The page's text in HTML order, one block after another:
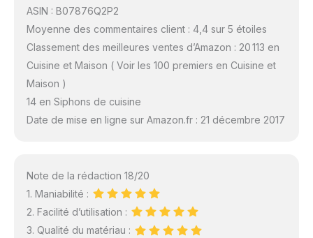
ASIN : B07876Q2P2
Moyenne des commentaires client : 4,4 sur 5 étoiles
Classement des meilleures ventes d’Amazon : 20 113 en
Cuisine et Maison ( Voir les 100 premiers en Cuisine et
Maison )
14 en Siphons de cuisine
Date de mise en ligne sur Amazon.fr : 21 décembre 2017
Note de la rédaction 18/20
1. Maniabilité :
2. Facilité d’utilisation :
3. Qualité du matériau :